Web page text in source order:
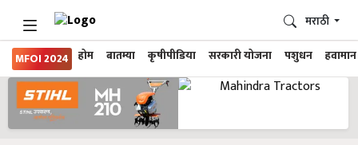
MFOI 2024 होम बातम्या कृषीपीडिया सरकारी योजना पशुधन हवामान
मराठी